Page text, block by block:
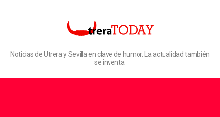
Noticias de Utrera y Sevilla en clave de humor. La actualidad también
se inventa.